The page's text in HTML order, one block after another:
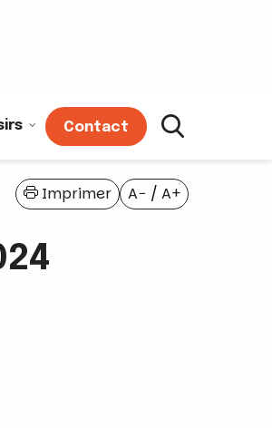
Contact
A− / A+
Imprimer